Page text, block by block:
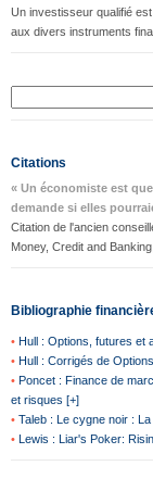
Un investisseur qualifié
aux divers instruments
Citations
« Un économiste est
demande si elles
Citation de l'ancien
Money, Credit and
Bibliographie
• Hull : Options, futures et
• Hull : Corrigés de
• Poncet : Finance de
et risques [+]
• Taleb : Le cygne noir :
• Lewis : Liar's Poker: